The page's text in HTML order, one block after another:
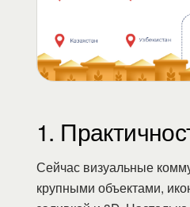
1.
Сейчас визуальные
крупными объектами,